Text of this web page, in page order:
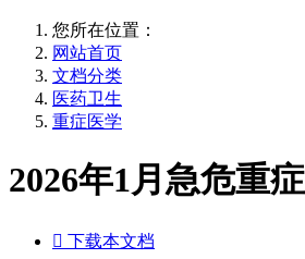
您所在位置：
网站首页
文档分类
医药卫生
重症医学
2026年1月急危重
 下载本文档